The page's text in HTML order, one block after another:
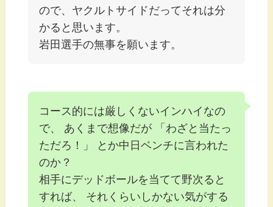
ので、ヤクルトサイドだってそれは分
かると思います。
岩田選手の無事を願います。
コース的には厳しくないインハイなの
で、 あくまで想像だが 「わざと当たっ
ただろ！」 とか中日ベンチに言われた
のか？
相手にデッドボールを当てて野次ると
すれば、 それくらいしかない気がする